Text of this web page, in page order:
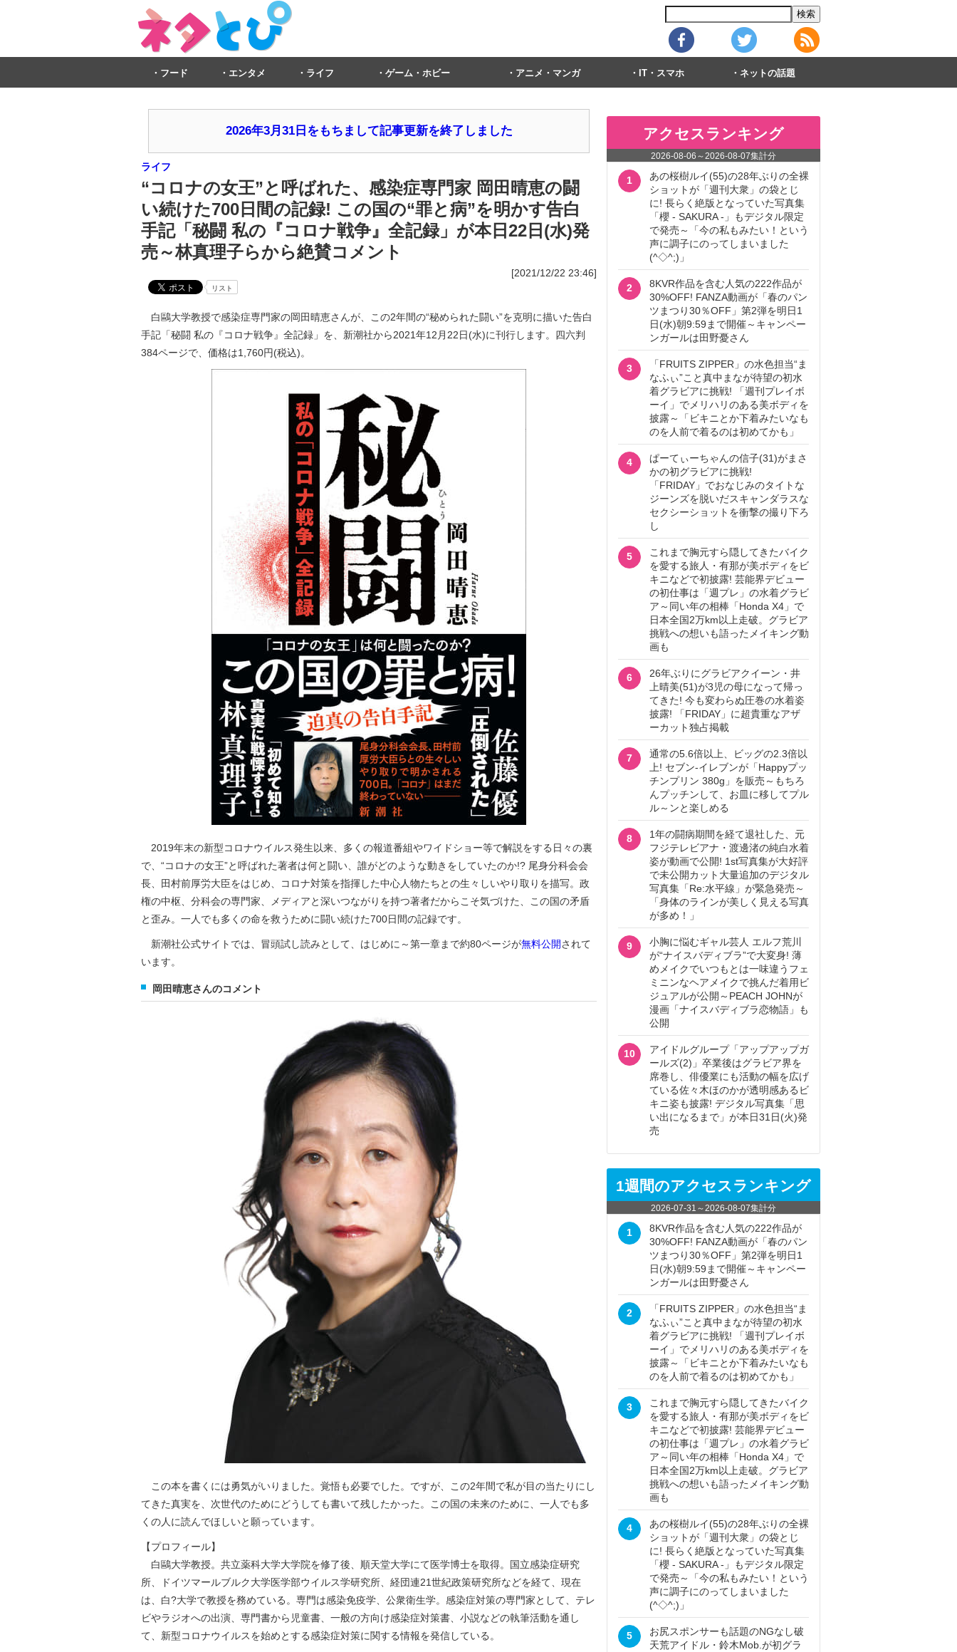
フード エンタメ ライフ ゲーム・ホビー アニメ・マンガ IT・スマホ ネットの話題
2026年3月31日をもちまして記事更新を終了しました
ライフ
“コロナの女王”と呼ばれた、感染症専門家 岡田晴恵の闘
い続けた700日間の記録! この国の“罪と病”を明かす告白
手記「秘闘 私の『コロナ戦争』全記録」が本日22日(水)発
売～林真理子らから絶賛コメント
[2021/12/22 23:46]
リスト
白鷗大学教授で感染症専門家の岡田晴恵さんが、この2年間の“秘められた闘い”を克明に描いた告白
手記「秘闘 私の『コロナ戦争』全記録」を、新潮社から2021年12月22日(水)に刊行します。四六判
384ページで、価格は1,760円(税込)。
2019年末の新型コロナウイルス発生以来、多くの報道番組やワイドショー等で解説をする日々の裏
で、“コロナの女王”と呼ばれた著者は何と闘い、誰がどのような動きをしていたのか!? 尾身分科会会
長、田村前厚労大臣をはじめ、コロナ対策を指揮した中心人物たちとの生々しいやり取りを描写。政
権の中枢、分科会の専門家、メディアと深いつながりを持つ著者だからこそ気づけた、この国の矛盾
と歪み。一人でも多くの命を救うために闘い続けた700日間の記録です。
新潮社公式サイトでは、冒頭試し読みとして、はじめに～第一章まで約80ページが無料公開されて
います。
岡田晴恵さんのコメント
この本を書くには勇気がいりました。覚悟も必要でした。ですが、この2年間で私が目の当たりにし
てきた真実を、次世代のためにどうしても書いて残したかった。この国の未来のために、一人でも多
くの人に読んでほしいと願っています。
【プロフィール】
白鷗大学教授。共立薬科大学大学院を修了後、順天堂大学にて医学博士を取得。国立感染症研究
所、ドイツマールブルク大学医学部ウイルス学研究所、経団連21世紀政策研究所などを経て、現在
は、白?大学で教授を務めている。専門は感染免疫学、公衆衛生学。感染症対策の専門家として、テレ
ビやラジオへの出演、専門書から児童書、一般の方向け感染症対策書、小説などの執筆活動を通し
て、新型コロナウイルスを始めとする感染症対策に関する情報を発信している。
アクセスランキング
2026-08-06 ～2026-08-07集計分
1
あの桜樹ルイ(55)の28年ぶりの全裸
ショットが「週刊大衆」の袋とじ
に! 長らく絶版となっていた写真集
「櫻 - SAKURA -」もデジタル限定
で発売～「今の私もみたい！という
声に調子にのってしまいました
(^◇^;)」
2
8KVR作品を含む人気の222作品が
30%OFF! FANZA動画が「春のパン
ツまつり30％OFF」第2弾を明日1
日(水)朝9:59まで開催～キャンペー
ンガールは田野憂さん
3
「FRUITS ZIPPER」の水色担当“ま
なふぃ”こと真中まなが待望の初水
着グラビアに挑戦! 「週刊プレイボ
ーイ」でメリハリのある美ボディを
披露～「ビキニとか下着みたいなも
のを人前で着るのは初めてかも」
4
ぱーてぃーちゃんの信子(31)がまさ
かの初グラビアに挑戦!
「FRIDAY」でおなじみのタイトな
ジーンズを脱いだスキャンダラスな
セクシーショットを衝撃の撮り下ろ
し
5
これまで胸元すら隠してきたバイク
を愛する旅人・有那が美ボディをビ
キニなどで初披露! 芸能界デビュー
の初仕事は「週プレ」の水着グラビ
ア～同い年の相棒「Honda X4」で
日本全国2万km以上走破。グラビア
挑戦への想いも語ったメイキング動
画も
6
26年ぶりにグラビアクイーン・井
上晴美(51)が3児の母になって帰っ
てきた! 今も変わらぬ圧巻の水着姿
披露! 「FRIDAY」に超貴重なアザ
ーカット独占掲載
7
通常の5.6倍以上、ビッグの2.3倍以
上! セブン‐イレブンが「Happyプッ
チンプリン 380g」を販売～もちろ
んプッチンして、お皿に移してプル
ル～ンと楽しめる
8
1年の闘病期間を経て退社した、元
フジテレビアナ・渡邊渚の純白水着
姿が動画で公開! 1st写真集が大好評
で未公開カット大量追加のデジタル
写真集「Re:水平線」が緊急発売～
「身体のラインが美しく見える写真
が多め！」
9
小胸に悩むギャル芸人 エルフ荒川
が“ナイスバディブラ”で大変身! 薄
めメイクでいつもとは一味違うフェ
ミニンなヘアメイクで挑んだ着用ビ
ジュアルが公開～PEACH JOHNが
漫画「ナイスバディブラ恋物語」も
公開
10
アイドルグループ「アップアップガ
ールズ(2)」卒業後はグラビア界を
席巻し、俳優業にも活動の幅を広げ
ている佐々木ほのかが透明感あるビ
キニ姿も披露! デジタル写真集「思
い出になるまで」が本日31日(火)発
売
1週間のアクセスランキング
2026-07-31 ～2026-08-07集計分
1
8KVR作品を含む人気の222作品が
30%OFF! FANZA動画が「春のパン
ツまつり30％OFF」第2弾を明日1
日(水)朝9:59まで開催～キャンペー
ンガールは田野憂さん
2
「FRUITS ZIPPER」の水色担当“ま
なふぃ”こと真中まなが待望の初水
着グラビアに挑戦! 「週刊プレイボ
ーイ」でメリハリのある美ボディを
披露～「ビキニとか下着みたいなも
のを人前で着るのは初めてかも」
3
これまで胸元すら隠してきたバイク
を愛する旅人・有那が美ボディをビ
キニなどで初披露! 芸能界デビュー
の初仕事は「週プレ」の水着グラビ
ア～同い年の相棒「Honda X4」で
日本全国2万km以上走破。グラビア
挑戦への想いも語ったメイキング動
画も
4
あの桜樹ルイ(55)の28年ぶりの全裸
ショットが「週刊大衆」の袋とじ
に! 長らく絶版となっていた写真集
「櫻 - SAKURA -」もデジタル限定
で発売～「今の私もみたい！という
声に調子にのってしまいました
(^◇^;)」
5
お尻スポンサーも話題のNGなし破
天荒アイドル・鈴木Mob.が初グラ